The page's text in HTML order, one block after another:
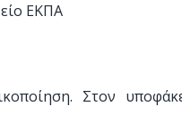
ΕΚΠΑ
Στον